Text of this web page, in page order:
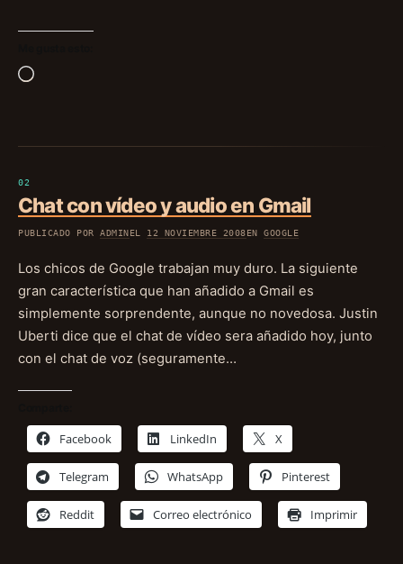
Cargando...
Chat con vídeo y audio en Gmail
PUBLICADO PORADMIN EL 12 NOVIEMBRE 2008 ENGOOGLE
Los chicos de Google trabajan muy duro. La siguiente
gran característica que han añadido a Gmail es
simplemente sorprendente, aunque no novedosa. Justin
Uberti dice que el chat de vídeo sera añadido hoy, junto
con el chat de voz (seguramente…
Facebook LinkedIn X
Telegram WhatsApp Pinterest
Reddit Correo electrónico Imprimir